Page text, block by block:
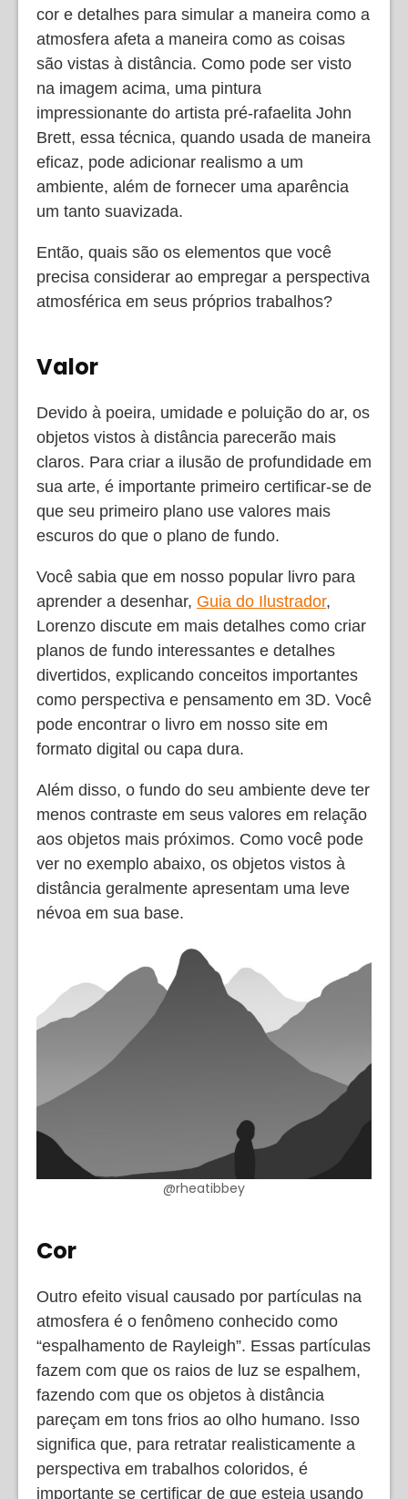
cor e detalhes para simular a maneira como a
atmosfera afeta a maneira como as coisas
são vistas à distância. Como pode ser visto
na imagem acima, uma pintura
impressionante do artista pré-rafaelita John
Brett, essa técnica, quando usada de maneira
eficaz, pode adicionar realismo a um
ambiente, além de fornecer uma aparência
um tanto suavizada.
Então, quais são os elementos que você
precisa considerar ao empregar a perspectiva
atmosférica em seus próprios trabalhos?
Valor
Devido à poeira, umidade e poluição do ar, os
objetos vistos à distância parecerão mais
claros. Para criar a ilusão de profundidade em
sua arte, é importante primeiro certificar-se de
que seu primeiro plano use valores mais
escuros do que o plano de fundo.
Você sabia que em nosso popular livro para
aprender a desenhar, Guia do Ilustrador,
Lorenzo discute em mais detalhes como criar
planos de fundo interessantes e detalhes
divertidos, explicando conceitos importantes
como perspectiva e pensamento em 3D. Você
pode encontrar o livro em nosso site em
formato digital ou capa dura.
Além disso, o fundo do seu ambiente deve ter
menos contraste em seus valores em relação
aos objetos mais próximos. Como você pode
ver no exemplo abaixo, os objetos vistos à
distância geralmente apresentam uma leve
névoa em sua base.
@rheatibbey
Cor
Outro efeito visual causado por partículas na
atmosfera é o fenômeno conhecido como
“espalhamento de Rayleigh”. Essas partículas
fazem com que os raios de luz se espalhem,
fazendo com que os objetos à distância
pareçam em tons frios ao olho humano. Isso
significa que, para retratar realisticamente a
perspectiva em trabalhos coloridos, é
importante se certificar de que esteja usando